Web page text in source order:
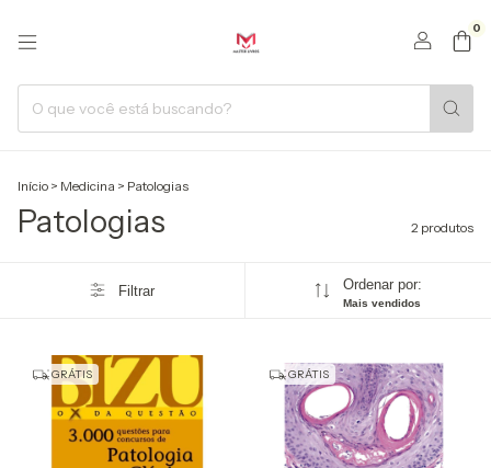
0
Início > Medicina > Patologias
Patologias 2 produtos
Filtrar Ordenar por:
Mais vendidos
GRÁTIS GRÁTIS